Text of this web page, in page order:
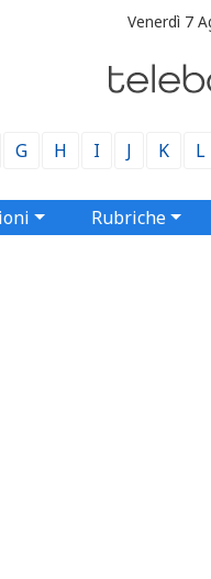
Venerdì 7
G H I J K L
Rubriche